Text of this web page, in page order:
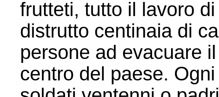
frutteti, tutto il lavoro
distrutto centinaia di
persone ad evacuare
centro del paese.